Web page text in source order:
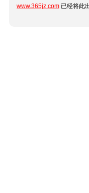
www.365jz.com 已经将此